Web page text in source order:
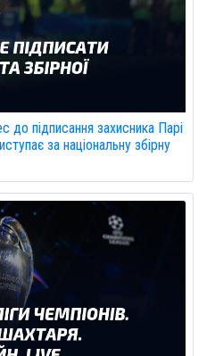
до підписання захисника Парі
за національну збірну